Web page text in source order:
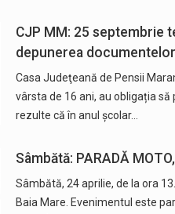
CJP MM: 25 septembrie
depunerea documentelor
Casa Judeţeană de Pensii
vârsta de 16 ani, au obligația
rezulte că în anul școlar…
Sâmbătă: PARADĂ
Sâmbătă, 24 aprilie, de la ora
Baia Mare. Evenimentul este